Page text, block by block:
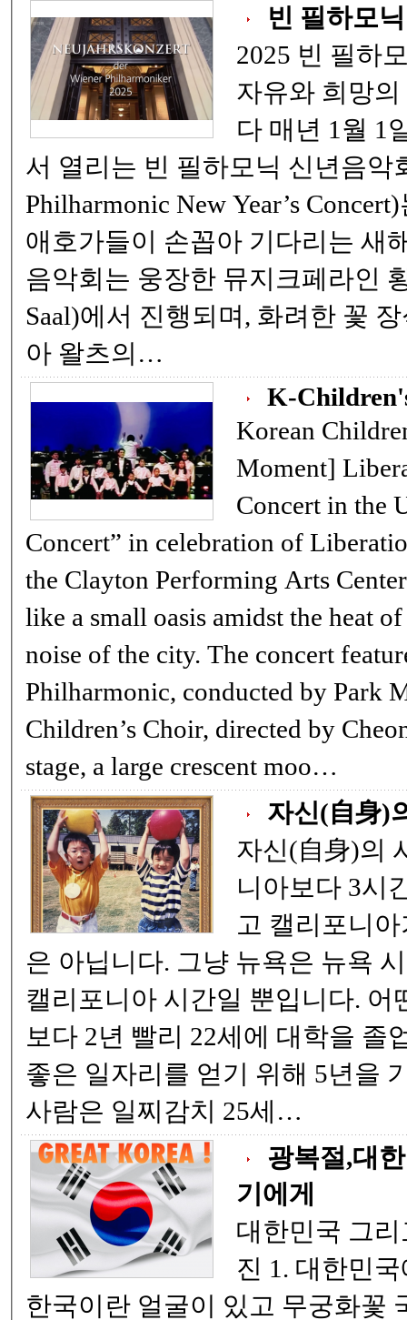
빈 필하모
2025 빈 필하
자유와 희망
다 매년 1월 1일, 오스트리아 빈에
서 열리는 빈 필하모닉 신년음악회 (Vienna
Philharmonic New Year’s
애호가들이 손꼽아 기다리는 새
음악회는 웅장한 뮤지크페라인
Saal)에서 진행되며, 화려한 꽃
아 왈츠의…
K-
Korean Children's
Moment] Liberation Day Open
Concert in the U.S. An
Concert” in celebration of
the Clayton Performing Arts
like a small oasis amidst the heat
noise of the city. The concert
Philharmonic, conducted by Park
Children’s Choir, directed by Cheon
stage, a large crescent moo…
자신(自身)
자신(自身)의 시간 뉴욕
니아보다 3시간
고 캘리포니
은 아닙니다. 그냥 뉴욕은 뉴욕 시각, 캘리포니아는
캘리포니아 시간일 뿐입니다. 어떤 사람은 다른 사람
보다 2년 빨리 22세에 대학을 졸업했
좋은 일자리를 얻기 위해 5년을 기
사람은 일찌감치 25세…
광복절,대
기에게
대한민국 그리고 태극기에게 함동
진 1. 대한민국에 네가 있으므로
한국이란 얼굴이 있고 무궁화꽃 국민의 가슴속에 만